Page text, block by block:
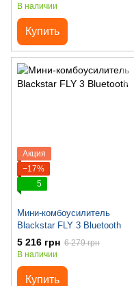
В наличии
Купить
Акция
−17%
5
Мини-комбоусилитель
Blackstar FLY 3 Bluetooth
5 216 грн 6 279 грн
В наличии
Купить